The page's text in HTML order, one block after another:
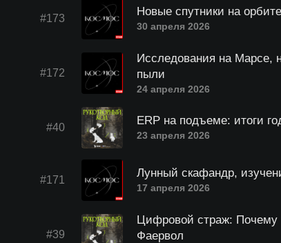
#173
Новые спутники на
30 апреля 2026
#172
Исследования на Марсе,
пыли
24 апреля 2026
#40
ERP на подъеме: итоги
23 апреля 2026
#171
Лунный скафандр,
17 апреля 2026
#39
Цифровой страж: Почему
Фаервол